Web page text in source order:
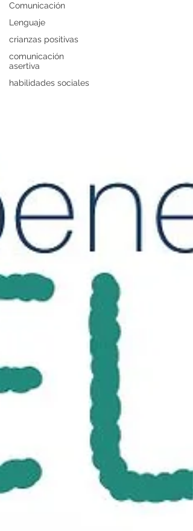
Comunicación
Lenguaje
crianzas positivas
comunicación
asertiva
habilidades sociales